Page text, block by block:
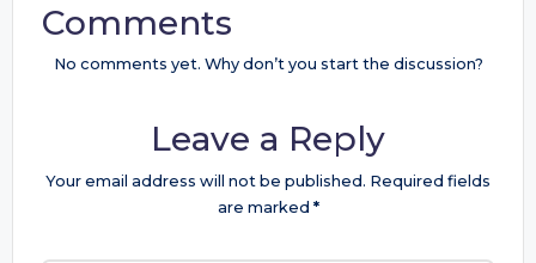
Comments
No comments yet. Why don’t you start the discussion?
Leave a Reply
Your email address will not be published. Required fields
are marked *